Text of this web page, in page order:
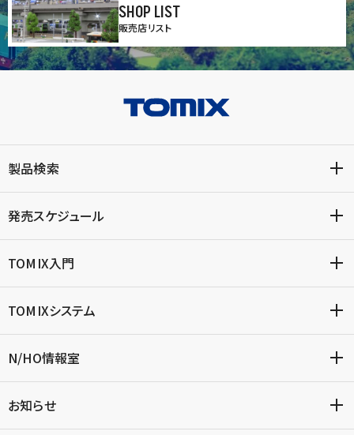
SHOP LIST
販売店リスト
製品検索
発売スケジュール
TOMIX入門
TOMIXシステム
N/HO情報室
お知らせ